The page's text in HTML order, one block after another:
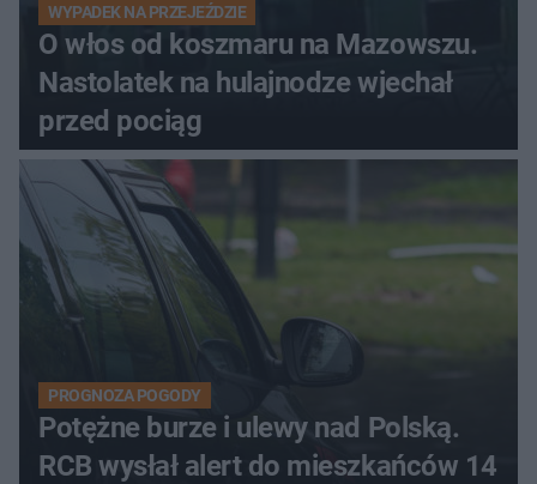
WYPADEK NA PRZEJEŹDZIE
O włos od koszmaru na Mazowszu.
Nastolatek na hulajnodze wjechał
przed pociąg
PROGNOZA POGODY
Potężne burze i ulewy nad Polską.
RCB wysłał alert do mieszkańców 14